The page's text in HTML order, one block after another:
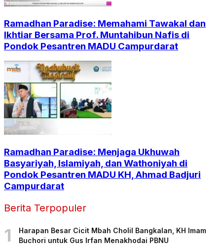
Ramadhan Paradise: Memahami Tawakal dan
Ikhtiar Bersama Prof. Muntahibun Nafis di
Pondok Pesantren MADU Campurdarat
Ramadhan Paradise: Menjaga Ukhuwah
Basyariyah, Islamiyah, dan Wathoniyah di
Pondok Pesantren MADU KH, Ahmad Badjuri
Campurdarat
Berita Terpopuler
1
Harapan Besar Cicit Mbah Cholil Bangkalan, KH Imam
Buchori untuk Gus Irfan Menakhodai PBNU